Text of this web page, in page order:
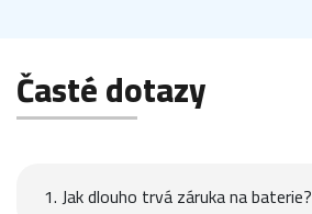
Časté dotazy
1. Jak dlouho trvá záruka na baterie?